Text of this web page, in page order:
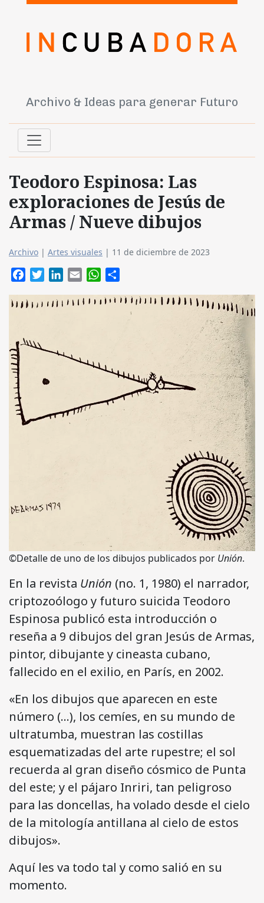
Archivo & Ideas para generar Futuro
Teodoro Espinosa: Las
exploraciones de Jesús de
Armas / Nueve dibujos
Archivo | Artes visuales | 11 de diciembre de 2023
FacebookTwitterLinkedIn
Email WhatsApp
©Detalle de uno de los dibujos publicados por Unión.
En la revista Unión (no. 1, 1980) el narrador,
criptozoólogo y futuro suicida Teodoro
Espinosa publicó esta introducción o
reseña a 9 dibujos del gran Jesús de Armas,
pintor, dibujante y cineasta cubano,
fallecido en el exilio, en París, en 2002.
«En los dibujos que aparecen en este
número (…), los cemíes, en su mundo de
ultratumba, muestran las costillas
esquematizadas del arte rupestre; el sol
recuerda al gran diseño cósmico de Punta
del este; y el pájaro Inriri, tan peligroso
para las doncellas, ha volado desde el cielo
de la mitología antillana al cielo de estos
dibujos».
Aquí les va todo tal y como salió en su
momento.